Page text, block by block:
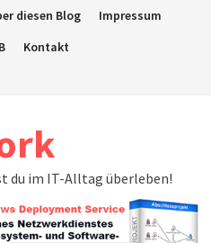
diesen Blog
Impressum
Kontakt
du im IT-Alltag überleben!